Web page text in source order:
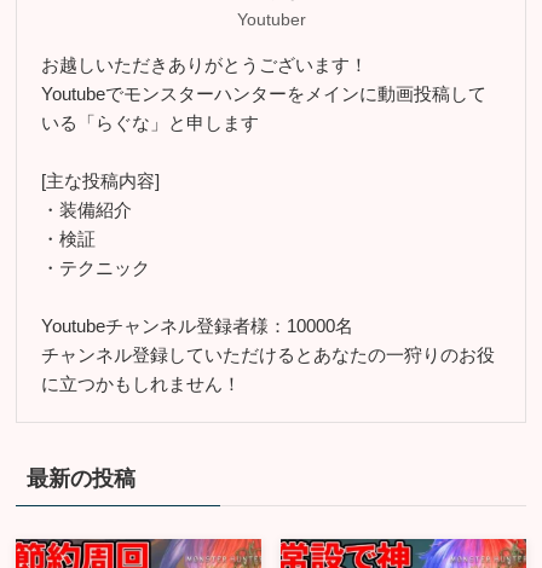
Youtuber
お越しいただきありがとうございます！
Youtubeでモンスターハンターをメインに動画投稿して
いる「らぐな」と申します
[主な投稿内容]
・装備紹介
・検証
・テクニック
Youtubeチャンネル登録者様：10000名
チャンネル登録していただけるとあなたの一狩りのお役
に立つかもしれません！
最新の投稿